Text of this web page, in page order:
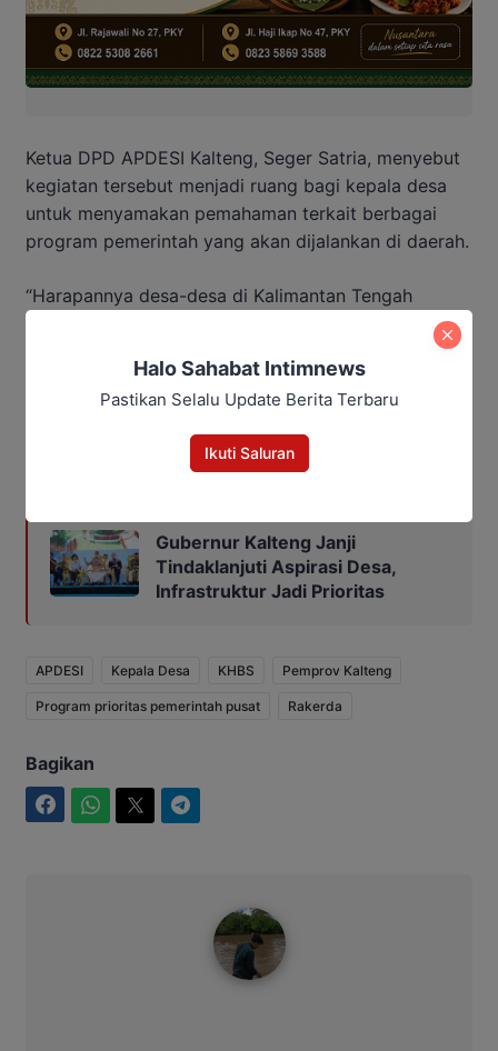
Ketua DPD APDESI Kalteng, Seger Satria, menyebut
kegiatan tersebut menjadi ruang bagi kepala desa
untuk menyamakan pemahaman terkait berbagai
program pemerintah yang akan dijalankan di daerah.
“Harapannya desa-desa di Kalimantan Tengah
memberikan manfaat bagi masyarakat,” ungkapnya.
Gubernur Kalteng Janji
Tindaklanjuti Aspirasi Desa,
Infrastruktur Jadi Prioritas
APDESI Kepala Desa KHBS Pemprov Kalteng
Program prioritas pemerintah pusat Rakerda
Bagikan
Halo Sahabat Intimnews
Pastikan Selalu Update Berita Terbaru
Ikuti Saluran